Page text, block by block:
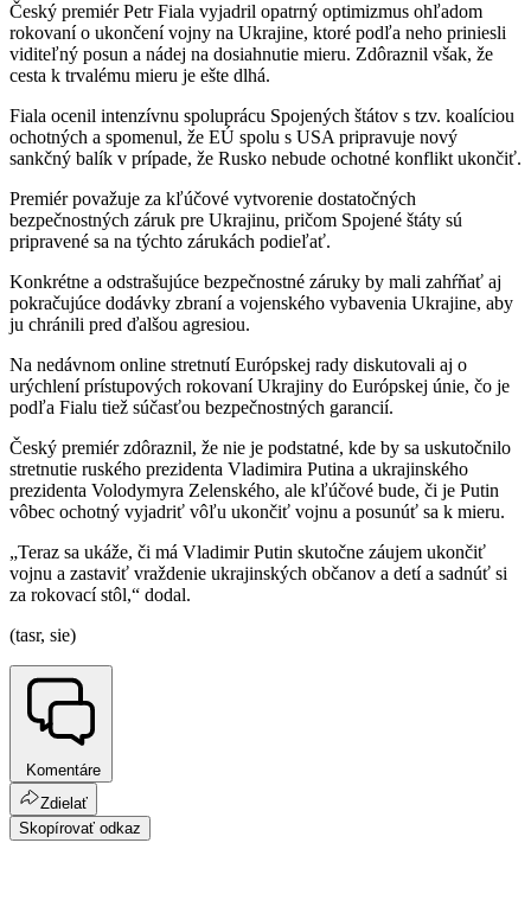
Český premiér Petr Fiala vyjadril opatrný optimizmus ohľadom
rokovaní o ukončení vojny na Ukrajine, ktoré podľa neho priniesli
viditeľný posun a nádej na dosiahnutie mieru. Zdôraznil však, že
cesta k trvalému mieru je ešte dlhá.
Fiala ocenil intenzívnu spoluprácu Spojených štátov s tzv. koalíciou
ochotných a spomenul, že EÚ spolu s USA pripravuje nový
sankčný balík v prípade, že Rusko nebude ochotné konflikt ukončiť.
Premiér považuje za kľúčové vytvorenie dostatočných
bezpečnostných záruk pre Ukrajinu, pričom Spojené štáty sú
pripravené sa na týchto zárukách podieľať.
Konkrétne a odstrašujúce bezpečnostné záruky by mali zahŕňať aj
pokračujúce dodávky zbraní a vojenského vybavenia Ukrajine, aby
ju chránili pred ďalšou agresiou.
Na nedávnom online stretnutí Európskej rady diskutovali aj o
urýchlení prístupových rokovaní Ukrajiny do Európskej únie, čo je
podľa Fialu tiež súčasťou bezpečnostných garancií.
Český premiér zdôraznil, že nie je podstatné, kde by sa uskutočnilo
stretnutie ruského prezidenta Vladimira Putina a ukrajinského
prezidenta Volodymyra Zelenského, ale kľúčové bude, či je Putin
vôbec ochotný vyjadriť vôľu ukončiť vojnu a posunúť sa k mieru.
„Teraz sa ukáže, či má Vladimir Putin skutočne záujem ukončiť
vojnu a zastaviť vraždenie ukrajinských občanov a detí a sadnúť si
za rokovací stôl,“ dodal.
(tasr, sie)
Komentáre
Zdielať
Skopírovať odkaz